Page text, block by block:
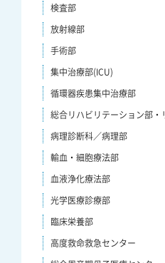
検査部
放射線部
手術部
集中治療部(ICU)
循環器疾患集中治療部
総合リハビリテーション部
病理診断科／病理部
輸血・細胞療法部
血液浄化療法部
光学医療診療部
臨床栄養部
高度救命救急センター